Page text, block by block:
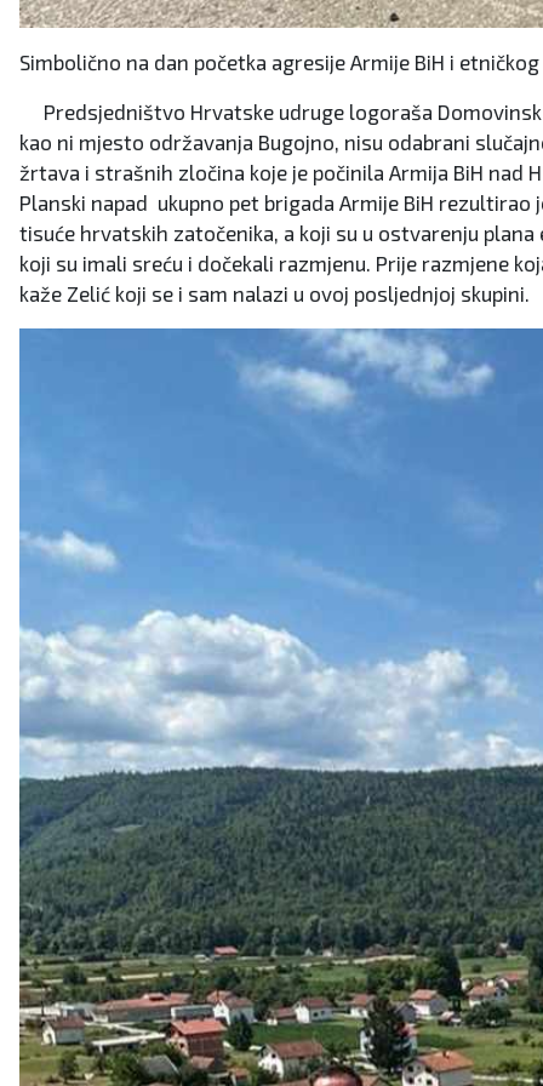
Simbolično na dan početka agresije Armije BiH i
Predsjedništvo Hrvatske udruge logoraša
kao ni mjesto održavanja Bugojno, nisu odabrani
žrtava i strašnih zločina koje je počinila Armija BiH nad
Planski napad ukupno pet brigada Armije BiH
tisuće hrvatskih zatočenika, a koji su u ostvarenju
koji su imali sreću i dočekali razmjenu. Prije razmjene
kaže Zelić koji se i sam nalazi u ovoj posljednjoj skupini.